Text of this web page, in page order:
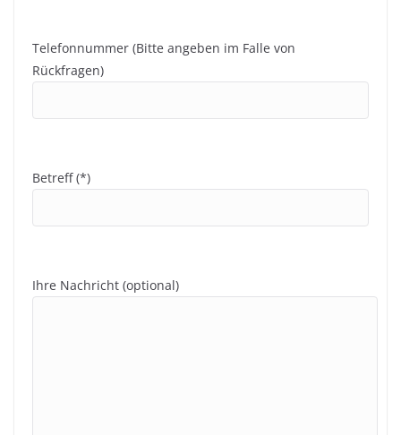
Telefonnummer (Bitte angeben im Falle von
Rückfragen)
Betreff (*)
Ihre Nachricht (optional)